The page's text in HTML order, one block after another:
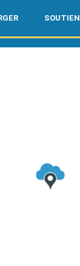
SOUTIEN